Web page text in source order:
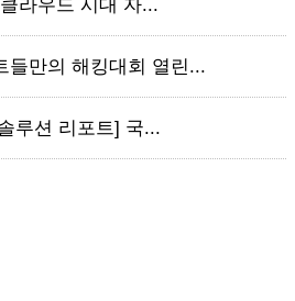
라우드 시대 자...
들만의 해킹대회 열린...
루션 리포트] 국...